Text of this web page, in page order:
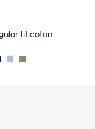
fit coton